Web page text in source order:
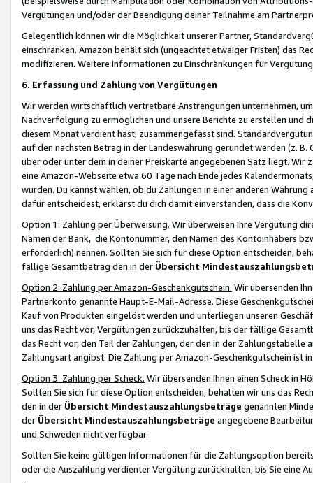
Vergütungen und/oder der Beendigung deiner Teilnahme am
Gelegentlich können wir die Möglichkeit unserer Partner,
einschränken. Amazon behält sich (ungeachtet etwaiger Fristen) das
modifizieren. Weitere Informationen zu Einschränkungen für
6. Erfassung und Zahlung von Vergütungen
Wir werden wirtschaftlich vertretbare Anstrengungen unternehmen,
Nachverfolgung zu ermöglichen und unsere Berichte zu erstellen und
diesem Monat verdient hast, zusammengefasst sind.
auf den nächsten Betrag in der Landeswährung gerundet werden (z.
über oder unter dem in deiner Preiskarte angegebenen Satz liegt.
eine Amazon-Webseite etwa 60 Tage nach Ende jedes
wurden. Du kannst wählen, ob du Zahlungen in einer anderen
dafür entscheidest, erklärst du dich damit einverstanden, dass die
Option 1: Zahlung per Überweisung. Wir überweisen Ihre Vergütung
Namen der Bank, die Kontonummer, den Namen des Kontoinhabers
erforderlich) nennen. Sollten Sie sich für diese Option entscheiden,
fällige Gesamtbetrag den in der Übersicht
Option 2: Zahlung per Amazon-Geschenkgutschein. Wir übersenden
Partnerkonto genannte Haupt-E-Mail-Adresse. Diese
Kauf von Produkten eingelöst werden und unterliegen unseren
uns das Recht vor, Vergütungen zurückzuhalten, bis der fällige
das Recht vor, den Teil der Zahlungen, der den in der
Zahlungsart angibst. Die Zahlung per Amazon-Geschenkgutschein ist
Option 3: Zahlung per Scheck. Wir übersenden Ihnen einen Scheck in
Sollten Sie sich für diese Option entscheiden, behalten wir uns das
den in der Übersicht Mindestauszahlungsbeträge genannten
der Übersicht Mindestauszahlungsbeträge angegebene
und Schweden nicht verfügbar.
Sollten Sie keine gültigen Informationen für die Zahlungsoption
oder die Auszahlung verdienter Vergütung zurückhalten, bis Sie